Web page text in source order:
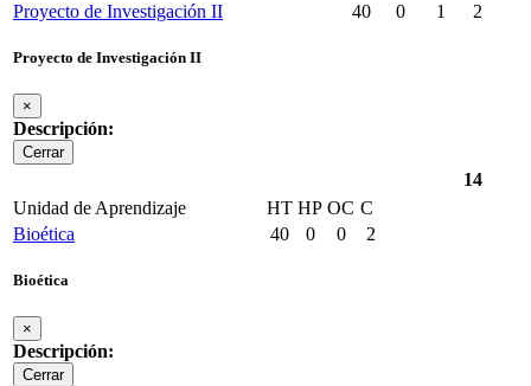
Proyecto de Investigación II
Proyecto de Investigación II
×
Descripción:
Cerrar
40 0 1 2
14
Unidad de Aprendizaje
HT HP OC C
Bioética
Bioética
×
Descripción:
Cerrar
40 0 0 2